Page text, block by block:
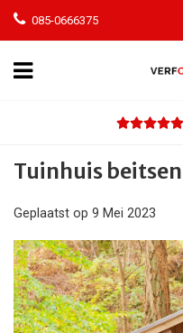
085-0666375
Tuinhuis beitsen
Geplaatst op 9 Mei 2023